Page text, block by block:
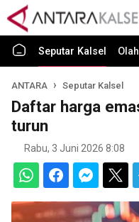
Seputar Kalsel
ANTARA Seputar Kalsel
Daftar harga
turun
Rabu, 3 Juni 2026 8:08